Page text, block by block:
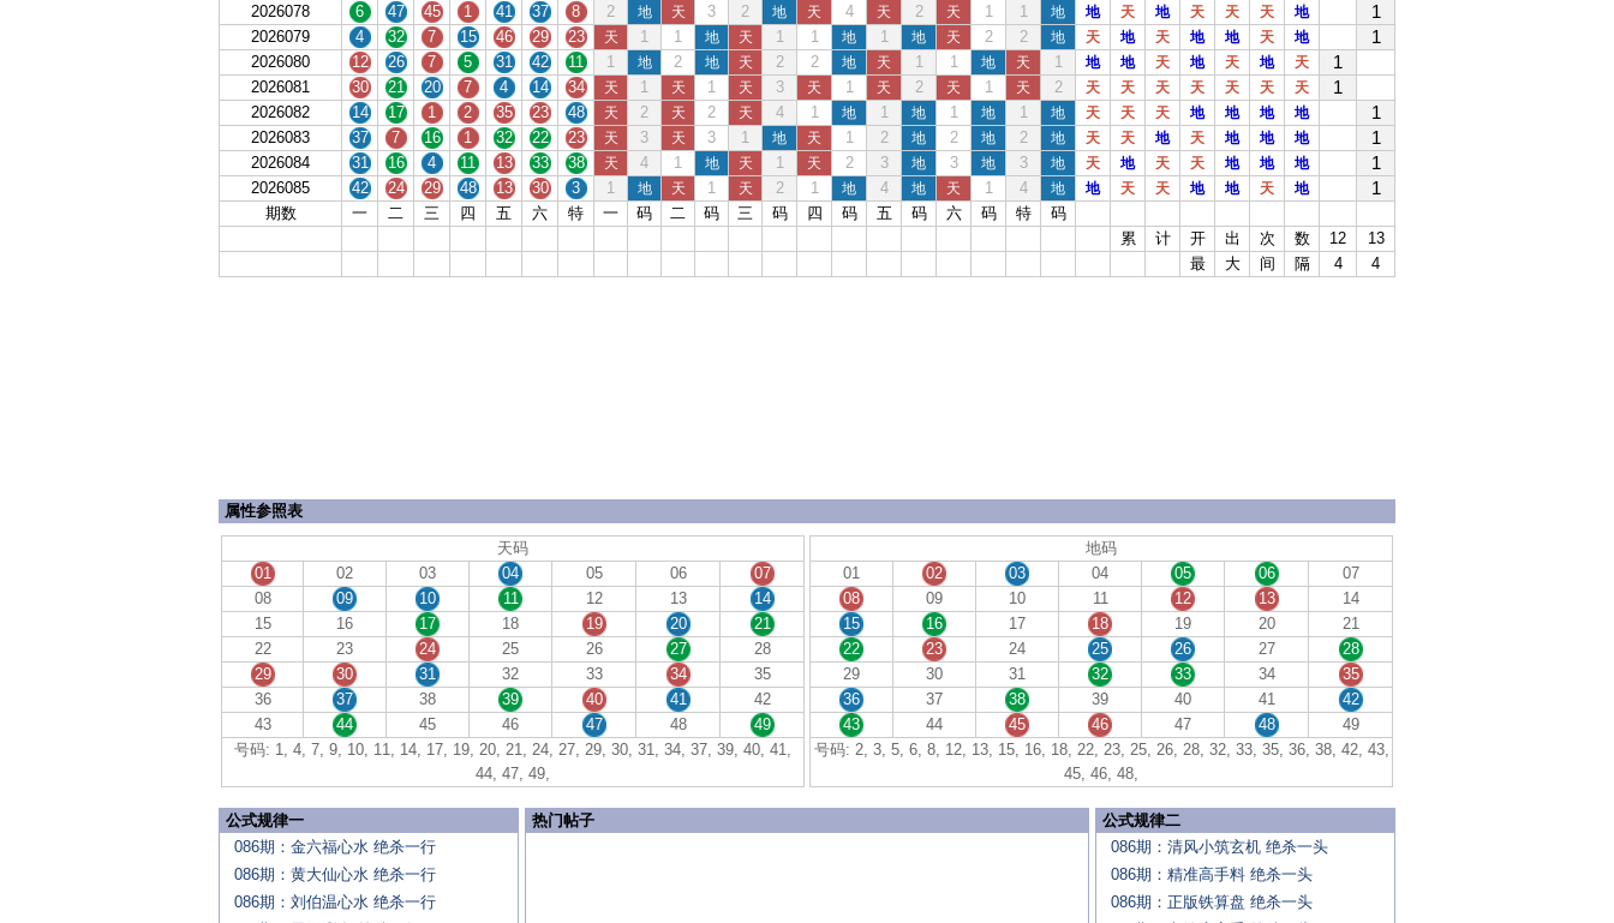
2026078 6 47 45 1 41 37 8 2 地 天 3 2 地 天 4 天 2 天 1 1 地 地 天 地 天 天 天 地 1
2026079 4 32 7 15 46 29 23 天 1 1 地 天 1 1 地 1 地 天 2 2 地 天 地 天 地 地 天 地 1
2026080 12 26 7 5 31 42 11 1 地 2 地 天 2 2 地 天 1 1 地 天 1 地 地 天 地 天 地 天 1
2026081 30 21 20 7 4 14 34 天 1 天 1 天 3 天 1 天 2 天 1 天 2 天 天 天 天 天 天 天 1
2026082 14 17 1 2 35 23 48 天 2 天 2 天 4 1 地 1 地 1 地 1 地 天 天 天 地 地 地 地 1
2026083 37 7 16 1 32 22 23 天 3 天 3 1 地 天 1 2 地 2 地 2 地 天 天 地 天 地 地 地 1
2026084 31 16 4 11 13 33 38 天 4 1 地 天 1 天 2 3 地 3 地 3 地 天 地 天 天 地 地 地 1
2026085 42 24 29 48 13 30 3 1 地 天 1 天 2 1 地 4 地 天 1 4 地 地 天 天 地 地 天 地 1
期数 一 二 三 四 五 六 特 一 码 二 码 三 码 四 码 五 码 六 码 特
码
累
计 开 出 次 数 12
13
最
大 间 隔 4 4
属性参照表
天码
01
02 03 04 05 06
07
08
09 10 11 12 13
14
15
16 17 18 19 20
21
22
23 24 25 26 27
28
29
30 31 32 33 34
35
36
37 38 39 40 41
42
43
44 45 46 47 48
49
号码: 1, 4, 7, 9, 10, 11, 14, 17, 19, 20, 21, 24, 27, 29, 30, 31, 34, 37, 39, 40, 41,
44, 47, 49,
地码
01
02 03 04 05 06
07
08
09 10 11 12 13
14
15
16 17 18 19 20
21
22
23 24 25 26 27
28
29
30 31 32 33 34
35
36
37 38 39 40 41
42
43
44 45 46 47 48
49
号码: 2, 3, 5, 6, 8, 12, 13, 15, 16, 18, 22, 23, 25, 26, 28, 32, 33, 35, 36, 38, 42, 43,
45, 46, 48,
公式规律一
086期：金六福心水 绝杀一行
086期：黄大仙心水 绝杀一行
086期：刘伯温心水 绝杀一行
热门帖子
公式规律二
086期：清风小筑玄机 绝杀一头
086期：精准高手料 绝杀一头
086期：正版铁算盘 绝杀一头